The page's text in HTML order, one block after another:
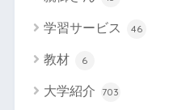
学習サービス 46
教材 6
大学紹介 703